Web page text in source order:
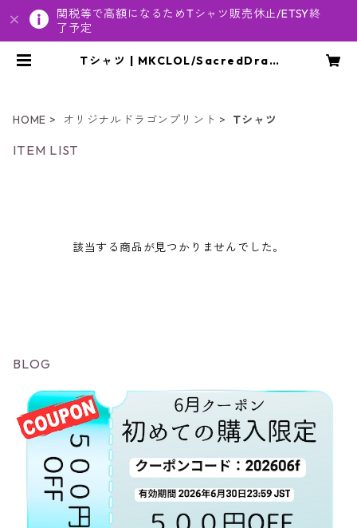
関税等で高額になるためTシャツ販売休止/ETSY終
了予定
Tシャツ | MKCLOL/SacredDrag
HOME オリジナルドラゴンプリント Tシャツ
ITEM LIST
該当する商品が見つかりませんでした。
BLOG